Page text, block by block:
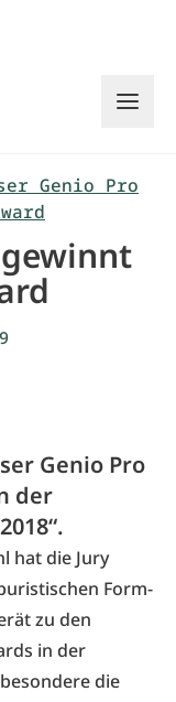
Genio Pro
Genio Pro
der
hat die Jury
Form-
zu den
in der
die